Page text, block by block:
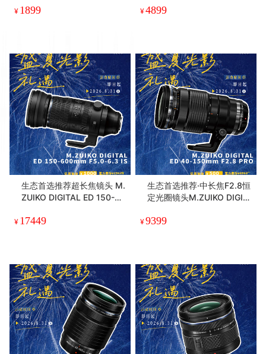
¥ 1899 ¥4899
生态首选推荐超长焦镜头 M.
ZUIKO DIGITAL ED 150-60
¥ 17449
生态首选推荐·中长焦F2.8恒
定光圈镜头M.ZUIKO DIGIT
O
¥9399